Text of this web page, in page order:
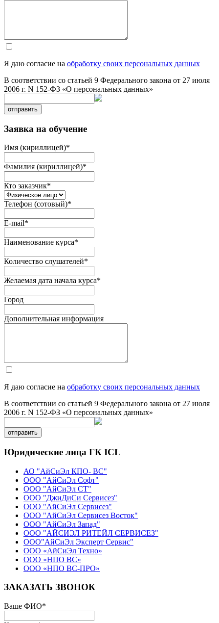
Я даю согласие на обработку своих персональных данных
В соответствии со статьей 9 Федерального закона от 27 июля
2006 г. N 152-ФЗ «О персональных данных»
отправить
Заявка на обучение
Имя (кириллицей)*
Фамилия (кириллицей)*
Кто заказчик*
Телефон (сотовый)*
E-mail*
Наименование курса*
Количество слушателей*
Желаемая дата начала курса*
Город
Дополнительная информация
Я даю согласие на обработку своих персональных данных
В соответствии со статьей 9 Федерального закона от 27 июля
2006 г. N 152-ФЗ «О персональных данных»
отправить
Юридические лица ГК ICL
АО "АйСиЭл КПО- ВС"
ООО "АйСиЭл Софт"
ООО "АйСиЭл СТ"
ООО "ДжиДиСи Сервисез"
ООО "АйСиЭл Сервисез"
ООО "АйСиЭл Сервисез Восток"
ООО "АйСиЭл Запад"
ООО "АЙСИЭЛ РИТЕЙЛ СЕРВИСЕЗ"
ООО"АйСиЭл Эксперт Сервис"
ООО «АйСиЭл Техно»
ООО «НПО ВС»
ООО «НПО ВС-ПРО»
ЗАКАЗАТЬ ЗВОНОК
Ваше ФИО*